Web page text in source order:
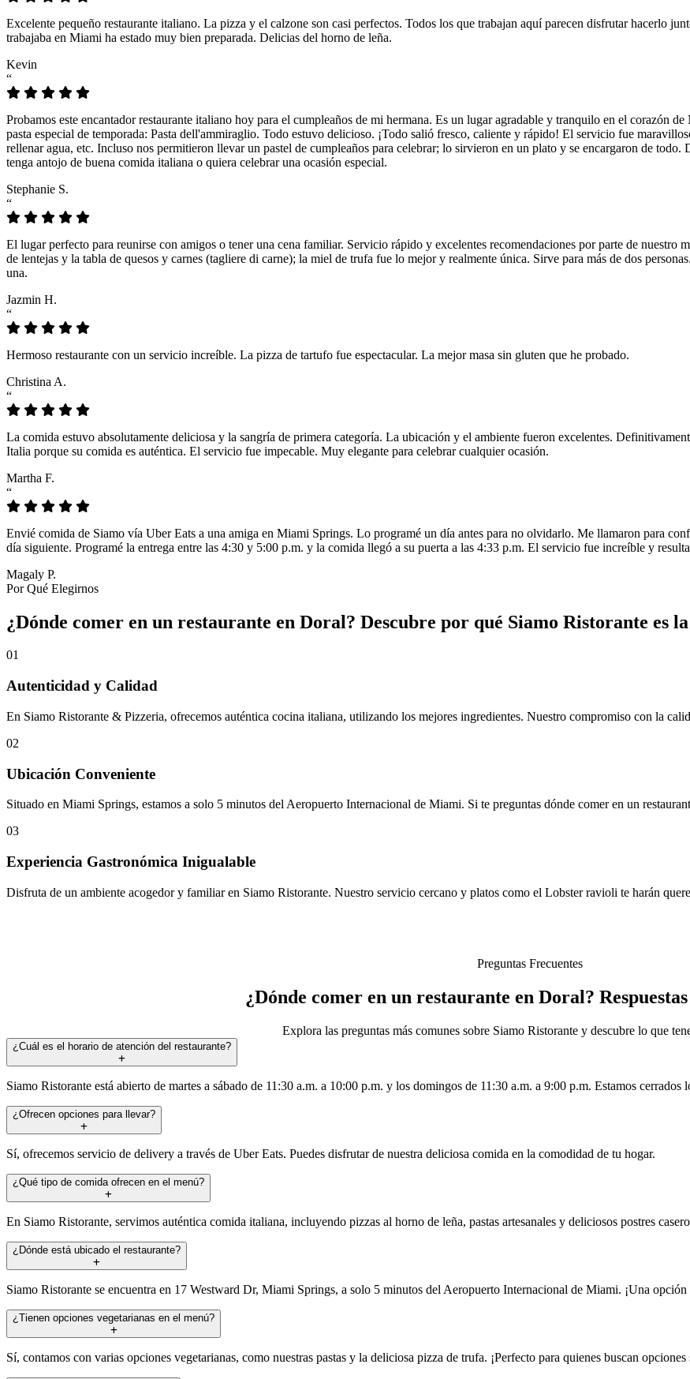
Excelente pequeño restaurante italiano. La pizza y el calzone son casi perfectos. Todos los que trabajan aquí parecen disfrutar hacerlo
trabajaba en Miami ha estado muy bien preparada. Delicias del horno de leña.
Kevin
“
Probamos este encantador restaurante italiano hoy para el cumpleaños de mi hermana. Es un lugar agradable y tranquilo en el corazón
pasta especial de temporada: Pasta dell'ammiraglio. Todo estuvo delicioso. ¡Todo salió fresco, caliente y rápido! El servicio fue
rellenar agua, etc. Incluso nos permitieron llevar un pastel de cumpleaños para celebrar; lo sirvieron en un plato y se encargaron de
tenga antojo de buena comida italiana o quiera celebrar una ocasión especial.
Stephanie S.
“
El lugar perfecto para reunirse con amigos o tener una cena familiar. Servicio rápido y excelentes recomendaciones por parte de nuestro
de lentejas y la tabla de quesos y carnes (tagliere di carne); la miel de trufa fue lo mejor y realmente única. Sirve para más de dos
una.
Jazmin H.
“
Hermoso restaurante con un servicio increíble. La pizza de tartufo fue espectacular. La mejor masa sin gluten que he probado.
Christina A.
“
La comida estuvo absolutamente deliciosa y la sangría de primera categoría. La ubicación y el ambiente fueron excelentes.
Italia porque su comida es auténtica. El servicio fue impecable. Muy elegante para celebrar cualquier ocasión.
Martha F.
“
Envié comida de Siamo vía Uber Eats a una amiga en Miami Springs. Lo programé un día antes para no olvidarlo. Me llamaron para
día siguiente. Programé la entrega entre las 4:30 y 5:00 p.m. y la comida llegó a su puerta a las 4:33 p.m. El servicio fue increíble y
Magaly P.
Por Qué Elegirnos
¿Dónde comer en un restaurante en Doral? Descubre por qué Siamo Ristorante es
01
Autenticidad y Calidad
En Siamo Ristorante & Pizzeria, ofrecemos auténtica cocina italiana, utilizando los mejores ingredientes. Nuestro compromiso con la
02
Ubicación Conveniente
Situado en Miami Springs, estamos a solo 5 minutos del Aeropuerto Internacional de Miami. Si te preguntas dónde comer en un
03
Experiencia Gastronómica Inigualable
Disfruta de un ambiente acogedor y familiar en Siamo Ristorante. Nuestro servicio cercano y platos como el Lobster ravioli te harán
Preguntas Frecuentes
¿Dónde comer en un restaurante en Doral?
Explora las preguntas más comunes sobre Siamo Ristorante y descubre lo que
¿Cuál es el horario de atención del restaurante?
Siamo Ristorante está abierto de martes a sábado de 11:30 a.m. a 10:00 p.m. y los domingos de 11:30 a.m. a 9:00 p.m. Estamos cerrados
¿Ofrecen opciones para llevar?
Sí, ofrecemos servicio de delivery a través de Uber Eats. Puedes disfrutar de nuestra deliciosa comida en la comodidad de tu hogar.
¿Qué tipo de comida ofrecen en el menú?
En Siamo Ristorante, servimos auténtica comida italiana, incluyendo pizzas al horno de leña, pastas artesanales y deliciosos postres
¿Dónde está ubicado el restaurante?
Siamo Ristorante se encuentra en 17 Westward Dr, Miami Springs, a solo 5 minutos del Aeropuerto Internacional de Miami. ¡Una
¿Tienen opciones vegetarianas en el menú?
Sí, contamos con varias opciones vegetarianas, como nuestras pastas y la deliciosa pizza de trufa. ¡Perfecto para quienes buscan opciones